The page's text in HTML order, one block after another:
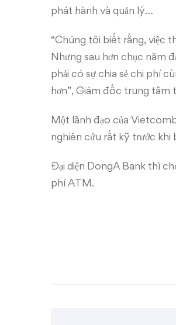
phát hành và quản lý…
“Chúng tôi biết rằng, việc
Nhưng sau hơn chục năm
phải có sự chia sẻ chi phí
hơn”, Giám đốc trung tâm
Một lãnh đạo của
nghiên cứu rất kỹ trước khi
Đại diện DongA Bank thì
phí ATM.